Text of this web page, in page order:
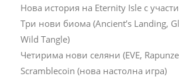
Нова история на Eternity Isle с
Три нови биома (Ancient’s Landing,
Wild Tangle)
Четирима нови селяни (EVE,
Scramblecoin (нова настолна игра)